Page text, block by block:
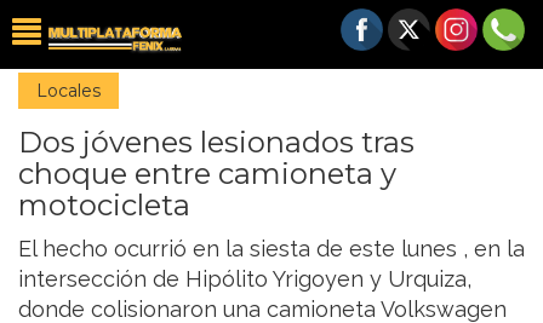
Locales
Dos jóvenes lesionados tras
choque entre camioneta y
motocicleta
El hecho ocurrió en la siesta de este lunes , en la
intersección de Hipólito Yrigoyen y Urquiza,
donde colisionaron una camioneta Volkswagen